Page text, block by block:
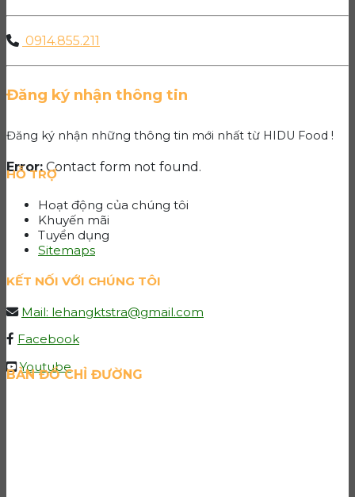
0914.855.211
Đăng ký nhận thông tin
Đăng ký nhận những thông tin mới nhất từ HIDU Food !
Error: Contact form not found.
HỖ TRỢ
Hoạt động của chúng tôi
Khuyến mãi
Tuyển dụng
Sitemaps
KẾT NỐI VỚI CHÚNG TÔI
Mail: lehangktstra@gmail.com
Facebook
Youtube
BẢN ĐỒ CHỈ ĐƯỜNG